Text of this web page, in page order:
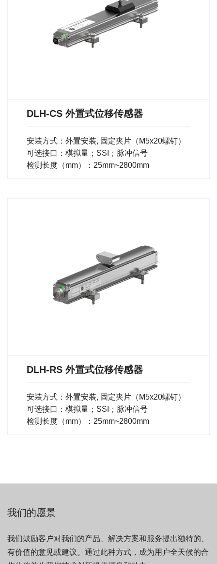
DLH-CS 外置式位移传感器
安装方式：外置安装, 固定夹片（M5x20螺钉）
可选接口：模拟量；SSI；脉冲信号
检测长度（mm）：25mm~2800mm
DLH-RS 外置式位移传感器
安装方式：外置安装, 固定夹片（M5x20螺钉）
可选接口：模拟量；SSI；脉冲信号
检测长度（mm）：25mm~2800mm
我们的愿景
我们鼓励客户对我们的产品、解决方案和服务提出独特的、
有价值的意见或建议。通过此种方式，成为用户全天候的合